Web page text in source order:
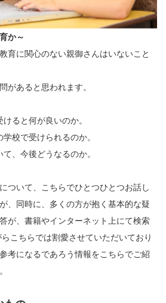
か～
育に関心のない親御さんはいないこと
があると思われます。
ると何が良いのか。
校で受けられるのか。
、今後どうなるのか。
ついて、こちらでひとつひとつお話し
、同時に、多くの方が抱く基本的な疑
が、書籍やインターネット上にて検索
こちらでは割愛させていただいており
考になるであろう情報をこちらでご紹